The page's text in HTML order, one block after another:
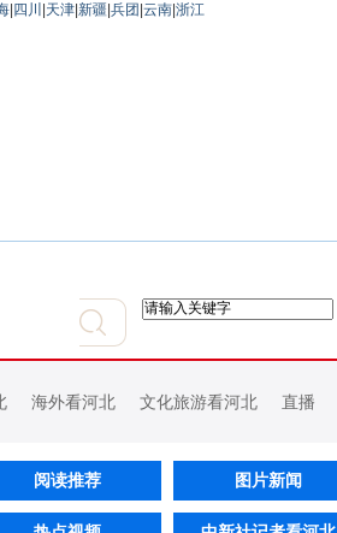
四川 天津 新疆 兵团 云南 浙江
海外看河北 文化旅游看河北 直播
阅读推荐 图片新闻